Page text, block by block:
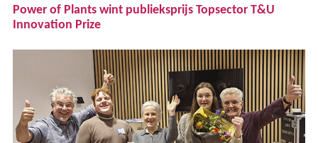
Power of Plants wint publieksprijs Topsector T&U
Innovation Prize